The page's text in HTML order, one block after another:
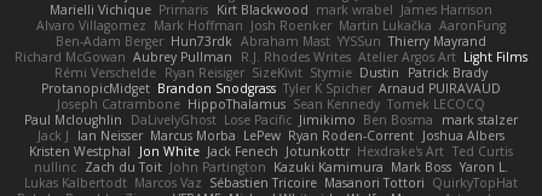
Marielli Vichique Primaris Kirt Blackwood mark wrabel James Harrison
Alvaro Villagomez Mark Hoffman Josh Roenker Martin Lukačka AaronFung
Ben-Adam Berger Hun73rdk Abraham Mast YYSSun Thierry Mayrand
Richard McGowan Aubrey Pullman R.J. Rhodes Writes Atelier Argos Art Light Films
Rémi Verschelde Ryan Reisiger SizeKivit Stymie Dustin
Patrick Brady
ProtanopicMidget Brandon Snodgrass Tyler K Spicher Arnaud PUIRAVAUD
Joseph Catrambone HippoThalamus Sean Kennedy Tomek LECOCQ
Paul Mcloughlin
DaLivelyGhost Lose Pacific Jimikimo Ben Bosma
mark stalzer
Jack J
Ian Neisser Marcus Morba LePew Ryan Roden-Corrent Joshua Albers
Kristen Westphal
Jon White Jack Fenech Jotunkottr Hexdrake's Art Ted Curtis
nullinc Zach du Toit John Partington Kazuki Kamimura Mark Boss Yaron L.
Lukas Kalbertodt Marcos Vaz Sébastien Tricoire Masanori Tottori QuirkyTopHat